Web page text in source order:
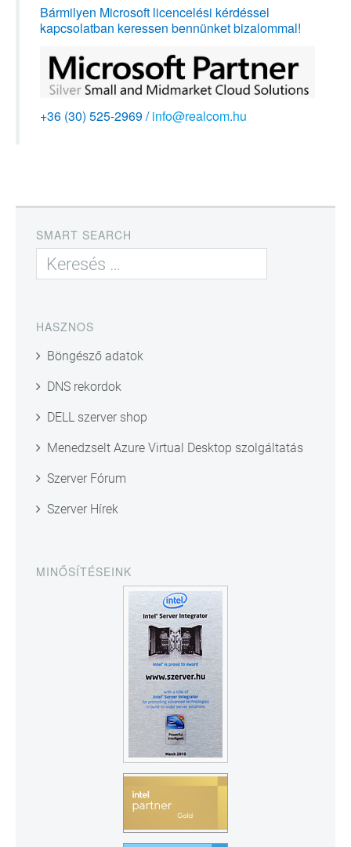
Bármilyen Microsoft licencelési kérdéssel
kapcsolatban keressen bennünket bizalommal!
+36 (30) 525-2969 /info@realcom.hu
SMART SEARCH
HASZNOS
Böngésző adatok
DNS rekordok
DELL szerver shop
Menedzselt Azure Virtual Desktop szolgáltatás
Szerver Fórum
Szerver Hírek
MINŐSÍTÉSEINK